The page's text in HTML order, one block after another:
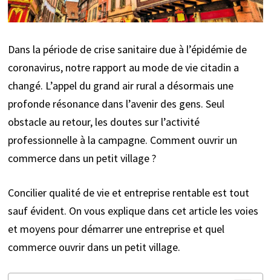
Dans la période de crise sanitaire due à l’épidémie de
coronavirus, notre rapport au mode de vie citadin a
changé. L’appel du grand air rural a désormais une
profonde résonance dans l’avenir des gens. Seul
obstacle au retour, les doutes sur l’activité
professionnelle à la campagne. Comment ouvrir un
commerce dans un petit village ?
Concilier qualité de vie et entreprise rentable est tout
sauf évident. On vous explique dans cet article les voies
et moyens pour démarrer une entreprise et quel
commerce ouvrir dans un petit village.